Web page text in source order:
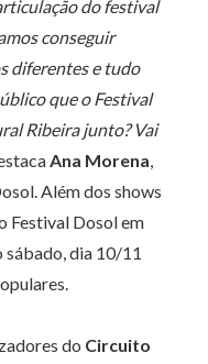
do festival
conseguir
diferentes e tudo
que o Festival
Ribeira junto? Vai
Ana Morena,
Além dos shows
Festival Dosol em
sábado, dia 10/11
do Circuito